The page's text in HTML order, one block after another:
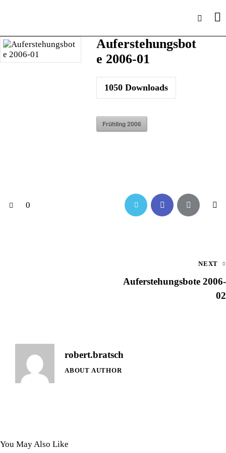
Auferstehungsbot
e 2006-01
1050 Downloads
Frühling 2006
0
NEXT
Auferstehungsbote 2006-
02
robert.bratsch
ABOUT AUTHOR
You May Also Like